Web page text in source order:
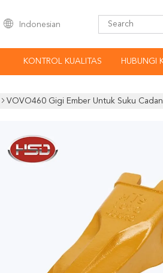
Indonesian
KONTROL KUALITAS HUBUNGI
VOVO460 Gigi Ember Untuk Suku